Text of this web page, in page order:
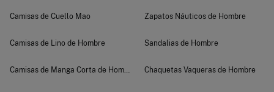
Camisas de Cuello Mao
Camisas de Lino de Hombre
Camisas de Manga Corta de Hombre
Zapatos Náuticos de Hombre
Sandalias de Hombre
Chaquetas Vaqueras de Hombre